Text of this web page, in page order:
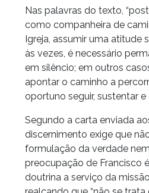
Nas palavras do texto,
como companheira de
Igreja, assumir uma atitude
às vezes, é necessário
em silêncio; em outros
apontar o caminho a
oportuno seguir, sustentar e
Segundo a carta enviada
discernimento exige que
formulação da verdade
preocupação de Francisco
doutrina a serviço da